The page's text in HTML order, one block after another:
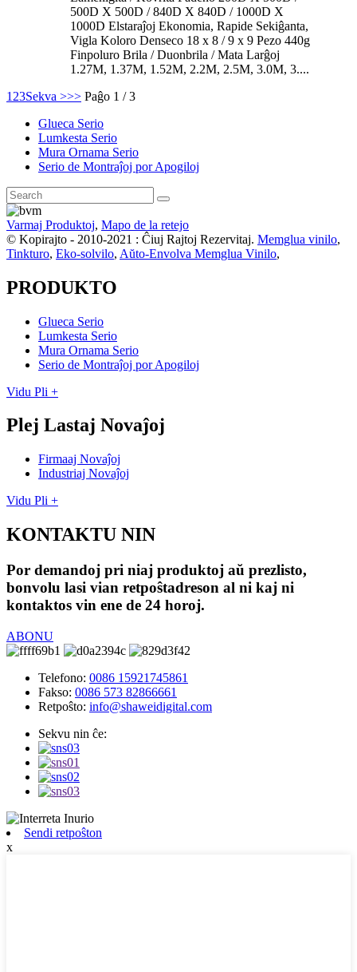
500D X 500D / 840D X 840D / 1000D X
1000D Elstaraĵoj Ekonomia, Rapide Sekiĝanta,
Vigla Koloro Denseco 18 x 8 / 9 x 9 Pezo 440g
Finpoluro Brila / Duonbrila / Mata Larĝoj
1.27M, 1.37M, 1.52M, 2.2M, 2.5M, 3.0M, 3....
1 23Sekva >>> Paĝo 1 / 3
Glueca Serio
Lumkesta Serio
Mura Ornama Serio
Serio de Montraĵoj por Apogiloj
Varmaj Produktoj, Mapo de la retejo
© Kopirajto - 2010-2021 : Ĉiuj Rajtoj Rezervitaj. Memglua vinilo,
Tinkturo, Eko-solvilo, Aŭto-Envolva Memglua Vinilo,
PRODUKTO
Glueca Serio
Lumkesta Serio
Mura Ornama Serio
Serio de Montraĵoj por Apogiloj
Vidu Pli +
Plej Lastaj Novaĵoj
Firmaaj Novaĵoj
Industriaj Novaĵoj
Vidu Pli +
KONTAKTU NIN
Por demandoj pri niaj produktoj aŭ prezlisto,
bonvolu lasi vian retpoŝtadreson al ni kaj ni
kontaktos vin ene de 24 horoj.
ABONU
Telefono: 0086 15921745861
Fakso: 0086 573 82866661
Retpoŝto: info@shaweidigital.com
Sekvu nin ĉe:
Sendi retpoŝton
x